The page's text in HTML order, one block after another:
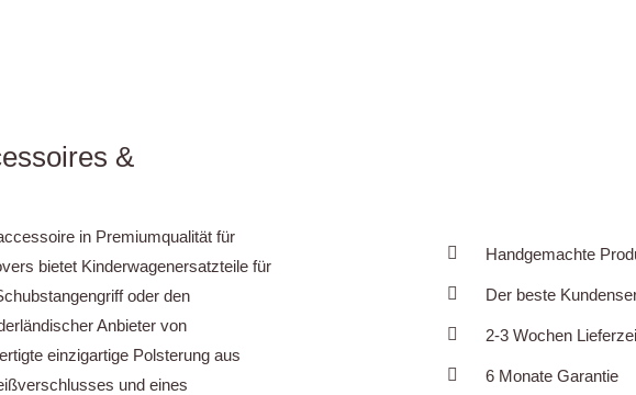
&
in Premiumqualität für
bietet Kinderwagenersatzteile für
oder den
Anbieter von
einzigartige Polsterung aus
und eines
Handgemachte
Der beste
2-3 Wochen
6 Monate Garantie